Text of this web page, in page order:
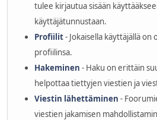
tulee kirjautua sisään
käyttäjätunnustaan.
Profiilit- Jokaisella käyttäjällä
profiilinsa.
Hakeminen - Haku on erittäin
helpottaa tiettyjen viestien ja
Viestin lähettäminen -
viestien jakamisen